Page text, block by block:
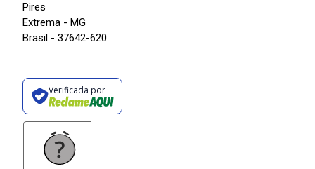
Pires
Extrema - MG
Brasil - 37642-620
Verificada por